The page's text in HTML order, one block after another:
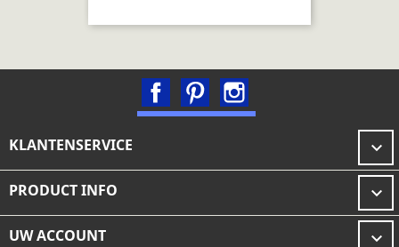
FacebookPinterest
KLANTENSERVICE 
PRODUCT INFO 
UW ACCOUNT 